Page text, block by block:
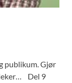
publikum. Gjør
leker… Del 9